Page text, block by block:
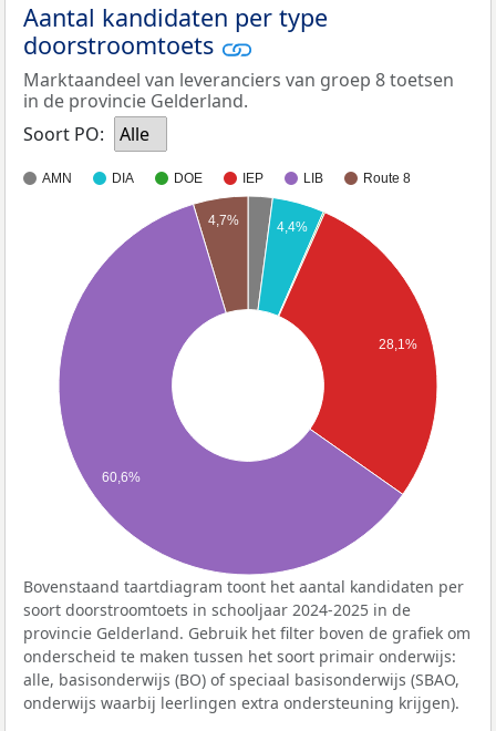
Aantal kandidaten per type
doorstroomtoets
Marktaandeel van leveranciers van groep 8 toetsen
in de provincie Gelderland.
Soort PO:
Alle
AMN DIA DOE IEP LIB Route 8
4,4%
28,1%
4,7%
60,6%
Bovenstaand taartdiagram toont het aantal kandidaten per
soort doorstroomtoets in schooljaar 2024-2025 in de
provincie Gelderland. Gebruik het filter boven de grafiek om
onderscheid te maken tussen het soort primair onderwijs:
alle, basisonderwijs (BO) of speciaal basisonderwijs (SBAO,
onderwijs waarbij leerlingen extra ondersteuning krijgen).